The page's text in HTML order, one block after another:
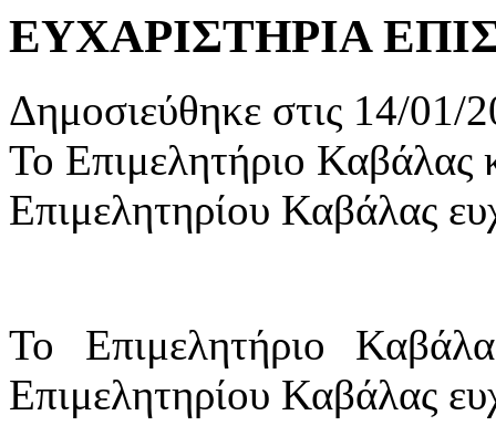
ΕΥΧΑΡΙΣΤΗΡΙΑ
Δημοσιεύθηκε στις 14/01/
Το Επιμελητήριο Καβάλας
Επιμελητηρίου Καβάλας
Το Επιμελητήριο
Επιμελητηρίου Καβάλας